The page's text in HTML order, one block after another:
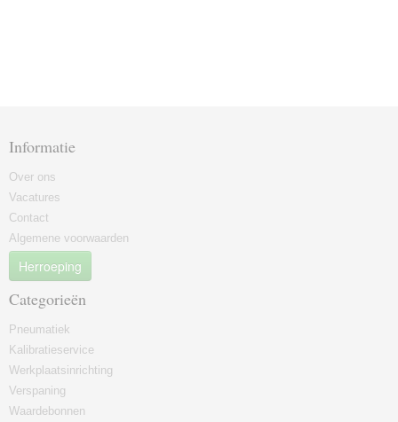
Informatie
Over ons
Vacatures
Contact
Algemene voorwaarden
Herroeping
Categorieën
Pneumatiek
Kalibratieservice
Werkplaatsinrichting
Verspaning
Waardebonnen